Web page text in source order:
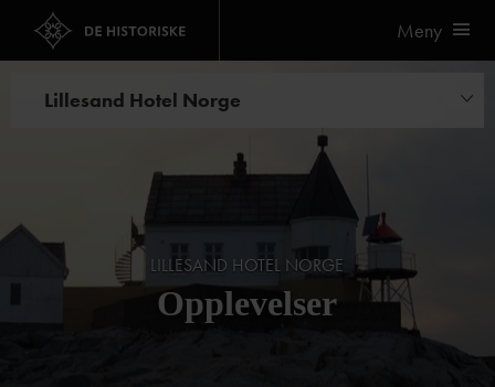
Meny
Lillesand Hotel Norge
Bryllup og selskapslokaler
Kurs og konferanse
LILLESAND HOTEL NORGE
Opplevelser